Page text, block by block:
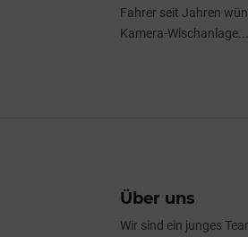
Fahrer seit Jahren
Kamera-Wischanlage...
Über uns
Wir sind ein junges